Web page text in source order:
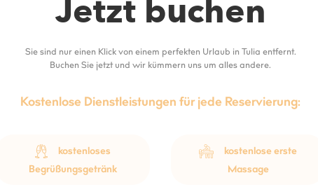
Jetzt buchen
Sie sind nur einen Klick von einem perfekten Urlaub in Tulia entfernt.
Buchen Sie jetzt und wir kümmern uns um alles andere.
Kostenlose Dienstleistungen für jede Reservierung:
kostenloses
Begrüßungsgetränk
kostenlose erste
Massage